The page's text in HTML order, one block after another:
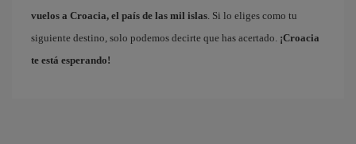
vuelos a Croacia, el país de las mil islas . Si lo eliges como tu
siguiente destino, solo podemos decirte que has acertado. ¡Croacia
te está esperando!